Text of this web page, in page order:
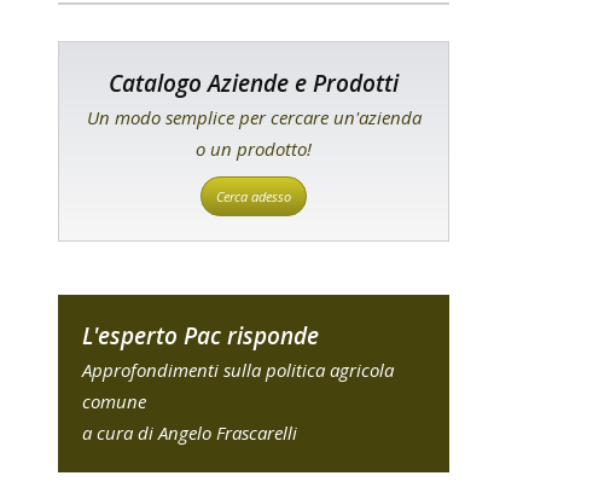
Catalogo Aziende e Prodotti
Un modo semplice per cercare un'azienda
o un prodotto!
Cerca adesso
L'esperto Pac risponde
Approfondimenti sulla politica agricola
comune
a cura di Angelo Frascarelli